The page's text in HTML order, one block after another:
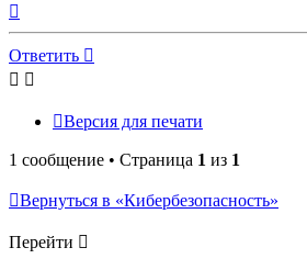
к
началу
Ответить
Версия для печати
1 сообщение • Страница 1 из 1
Вернуться в «Кибербезопасность»
Перейти